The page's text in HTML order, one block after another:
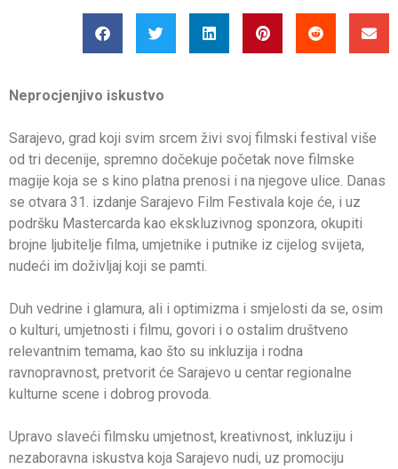
Neprocjenjivo iskustvo
Sarajevo, grad koji svim srcem živi svoj filmski festival više
od tri decenije, spremno dočekuje početak nove filmske
magije koja se s kino platna prenosi i na njegove ulice. Danas
se otvara 31. izdanje Sarajevo Film Festivala koje će, i uz
podršku Mastercarda kao ekskluzivnog sponzora, okupiti
brojne ljubitelje filma, umjetnike i putnike iz cijelog svijeta,
nudeći im doživljaj koji se pamti.
Duh vedrine i glamura, ali i optimizma i smjelosti da se, osim
o kulturi, umjetnosti i filmu, govori i o ostalim društveno
relevantnim temama, kao što su inkluzija i rodna
ravnopravnost, pretvorit će Sarajevo u centar regionalne
kulturne scene i dobrog provoda.
Upravo slaveći filmsku umjetnost, kreativnost, inkluziju i
nezaboravna iskustva koja Sarajevo nudi, uz promociju